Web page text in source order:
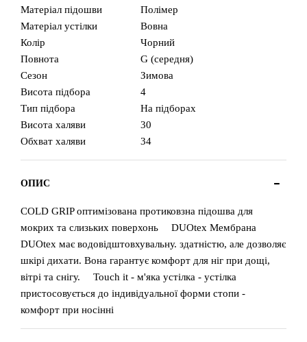
Матеріал підошви
Полімер
Матеріал устілки
Вовна
Колір
Чорний
Повнота
G (середня)
Сезон
Зимова
Висота підбора
4
Тип підбора
На підборах
Висота халяви
30
Обхват халяви
34
ОПИС
COLD GRIP оптимізована протиковзна підошва для
мокрих та слизьких поверхонь ⠀ DUOtex Мембрана
DUOtex має водовідштовхувальну. здатністю, але дозволяє
шкірі дихати. Вона гарантує комфорт для ніг при дощі,
вітрі та снігу. ⠀ Touch it - м'яка устілка - устілка
пристосовується до індивідуальної форми стопи -
комфорт при носінні